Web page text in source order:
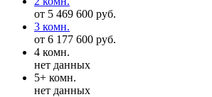
от 5 469 600 руб.
3 комн.
от 6 177 600 руб.
4 комн.
нет данных
5+ комн.
нет данных